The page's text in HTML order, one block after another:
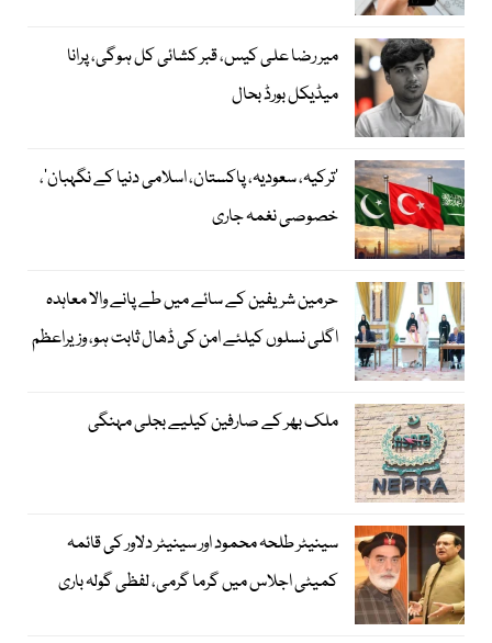
میر رضا علی کیس، قبر کشائی کل ہوگی، پرانا
میڈیکل بورڈ بحال
‘ترکیہ، سعودیہ، پاکستان، اسلامی دنیا کے نگہبان’،
خصوصی نغمہ جاری
حرمین شریفین کے سائے میں طے پانے والا معاہدہ
اگلی نسلوں کیلئے امن کی ڈھال ثابت ہو، وزیراعظم
ملک بھر کے صارفین کیلیے بجلی مہنگی
سینیٹر طلحہ محمود اور سینیٹر دلاور کی قائمہ
کمیٹی اجلاس میں گرما گرمی، لفظی گولہ باری